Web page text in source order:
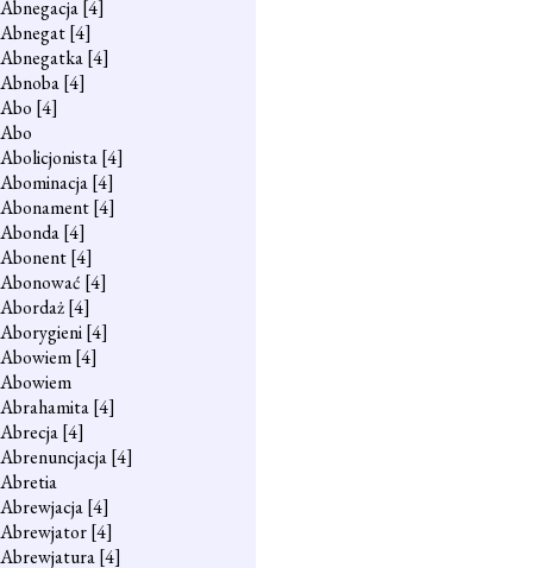
Abnegacja[4]
Abnegat[4]
Abnegatka[4]
Abnoba[4]
Abo [4]
Abo
Abolicjonista[4]
Abominacja[4]
Abonament[4]
Abonda[4]
Abonent[4]
Abonować [4]
Abordaż[4]
Aborygieni[4]
Abowiem[4]
Abowiem
Abrahamita[4]
Abrecja[4]
Abrenuncjacja[4]
Abretia
Abrewjacja[4]
Abrewjator[4]
Abrewjatura[4]